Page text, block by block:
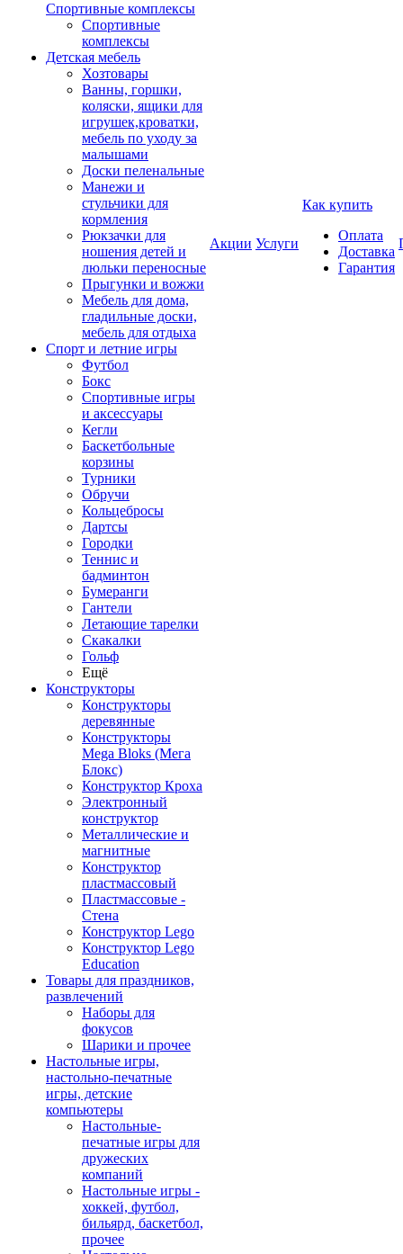
Спортивные комплексы
Спортивные
комплексы
Детская мебель
Хозтовары
Ванны, горшки,
коляски, ящики для
игрушек,кроватки,
мебель по уходу за
малышами
Доски пеленальные
Манежи и
стульчики для
кормления
Рюкзачки для
ношения детей и
люльки переносные
Прыгунки и вожжи
Мебель для дома,
гладильные доски,
мебель для отдыха
Спорт и летние игры
Футбол
Бокс
Спортивные игры
и аксессуары
Кегли
Баскетбольные
корзины
Турники
Обручи
Кольцебросы
Дартсы
Городки
Теннис и
бадминтон
Бумеранги
Гантели
Летающие тарелки
Скакалки
Гольф
Ещё
Конструкторы
Конструкторы
деревянные
Конструкторы
Mega Bloks (Мега
Блокс)
Конструктор Кроха
Электронный
конструктор
Металлические и
магнитные
Конструктор
пластмассовый
Пластмассовые -
Стена
Конструктор Lego
Конструктор Lego
Education
Товары для праздников,
развлечений
Наборы для
фокусов
Шарики и прочее
Настольные игры,
настольно-печатные
игры, детские
компьютеры
Настольные-
печатные игры для
дружеских
компаний
Настольные игры -
хоккей, футбол,
бильярд, баскетбол,
прочее
Акции Услуги
Как купить
Оплата
Доставка
Гарантия